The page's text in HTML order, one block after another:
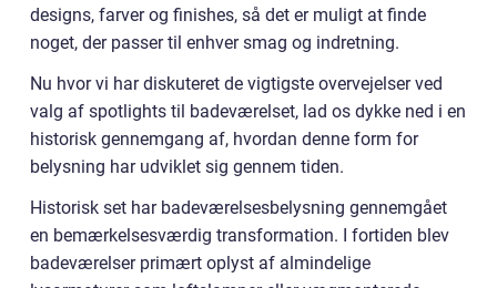
designs, farver og finishes, så det er muligt at finde
noget, der passer til enhver smag og indretning.
Nu hvor vi har diskuteret de vigtigste overvejelser ved
valg af spotlights til badeværelset, lad os dykke ned i en
historisk gennemgang af, hvordan denne form for
belysning har udviklet sig gennem tiden.
Historisk set har badeværelsesbelysning gennemgået
en bemærkelsesværdig transformation. I fortiden blev
badeværelser primært oplyst af almindelige